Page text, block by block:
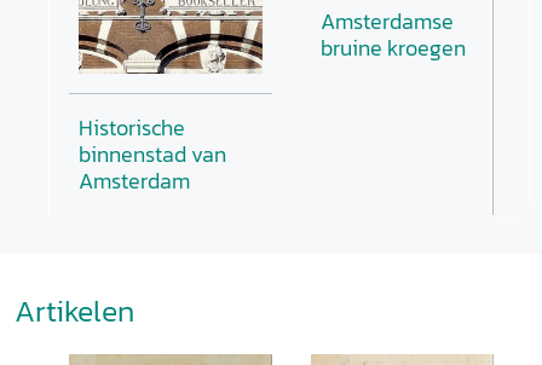
Historische
binnenstad van
Amsterdam
Amsterdamse
bruine kroegen
Artikelen